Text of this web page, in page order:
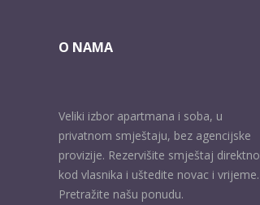
O NAMA
Veliki izbor apartmana i soba, u
privatnom smještaju, bez agencijske
provizije. Rezervišite smještaj direktno
kod vlasnika i uštedite novac i vrijeme.
Pretražite našu ponudu.